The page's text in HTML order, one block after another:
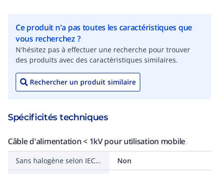
Ce produit n'a pas toutes les caractéristiques que
vous recherchez ?
N'hésitez pas à effectuer une recherche pour trouver
des produits avec des caractéristiques similaires.
Rechercher un produit similaire
Spécificités techniques
Câble d'alimentation < 1kV pour utilisation mobile
Sans halogène selon IEC 60754-3
Non